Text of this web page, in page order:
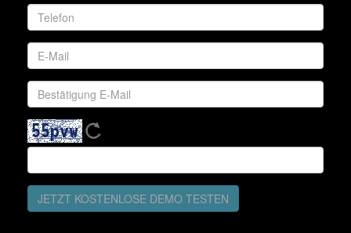
JETZT KOSTENLOSE DEMO TESTEN